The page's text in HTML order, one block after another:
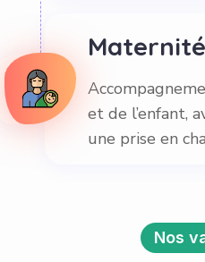
et de l’enfant,
une prise en
Nos